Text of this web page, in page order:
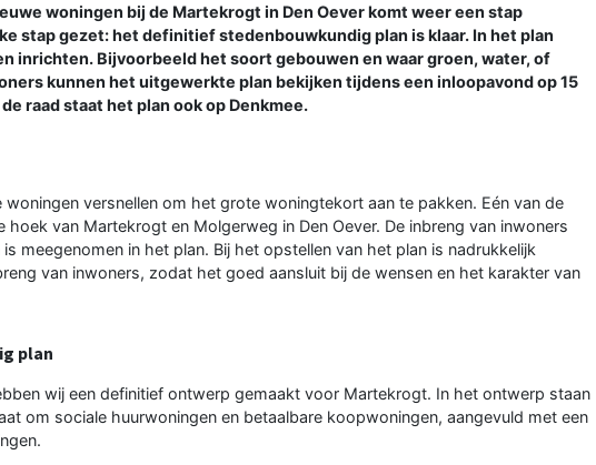
woningen bij de Martekrogt in Den Oever komt weer een stap
stap gezet: het definitief stedenbouwkundig plan is klaar. In het plan
inrichten. Bijvoorbeeld het soort gebouwen en waar groen, water, of
kunnen het uitgewerkte plan bekijken tijdens een inloopavond op 15
raad staat het plan ook op Denkmee.
versnellen om het grote woningtekort aan te pakken. Eén van de
van Martekrogt en Molgerweg in Den Oever. De inbreng van inwoners
meegenomen in het plan. Bij het opstellen van het plan is nadrukkelijk
van inwoners, zodat het goed aansluit bij de wensen en het karakter van
plan
wij een definitief ontwerp gemaakt voor Martekrogt. In het ontwerp staan
om sociale huurwoningen en betaalbare koopwoningen, aangevuld met een